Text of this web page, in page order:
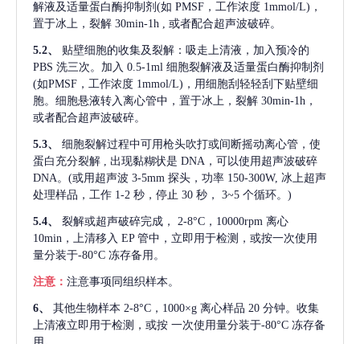
解液及适量蛋白酶抑制剂(如 PMSF，工作浓度 1mmol/L)，
置于冰上，裂解 30min-1h , 或者配合超声波破碎。
5.2、
贴壁细胞的收集及裂解：吸走上清液，加入预冷的
PBS 洗三次。加入 0.5-1ml 细胞裂解液及适量蛋白酶抑制剂
(如PMSF，工作浓度 1mmol/L)，用细胞刮轻轻刮下贴壁细
胞。细胞悬液转入离心管中，置于冰上，裂解 30min-1h，
或者配合超声波破碎。
5.3、
细胞裂解过程中可用枪头吹打或间断摇动离心管，使
蛋白充分裂解 , 出现黏糊状是 DNA，可以使用超声波破碎
DNA。(或用超声波 3-5mm 探头，功率 150-300W, 冰上超声
处理样品，工作 1-2 秒，停止 30 秒， 3~5 个循环。)
5.4、 裂解或超声破碎完成，
2-8°C，10000rpm 离心
10min，上清移入 EP 管中，立即用于检测，或按一次使用
量分装于-80°C 冻存备用。
注意： 注意事项同组织样本。
6、 其他生物样本 2-8°C，1000×g 离心样品 20 分钟。收集
上清液立即用于检测，或按 一次使用量分装于-80°C 冻存备